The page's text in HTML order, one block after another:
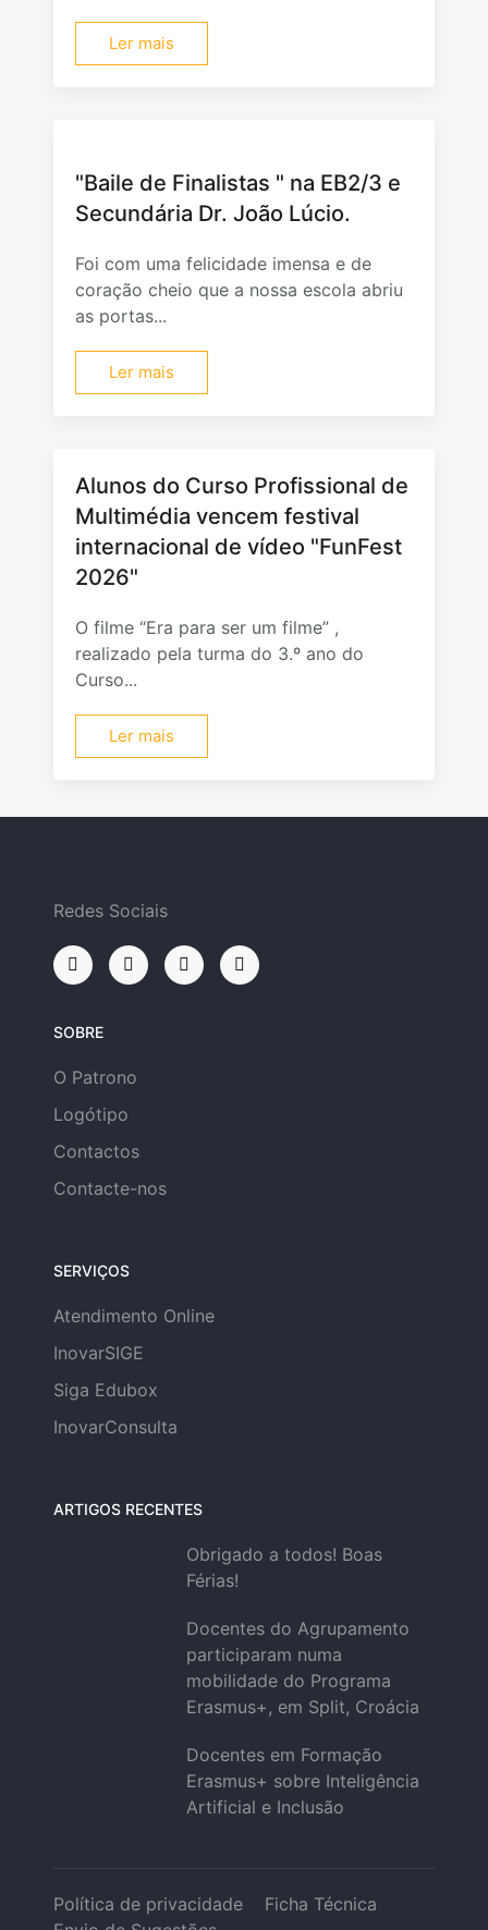
Ler mais
"Baile de Finalistas " na EB2/3 e
Secundária Dr. João Lúcio.
Foi com uma felicidade imensa e de
coração cheio que a nossa escola abriu
as portas...
Ler mais
Alunos do Curso Profissional de
Multimédia vencem festival
internacional de vídeo "FunFest
2026"
O filme “Era para ser um filme” ,
realizado pela turma do 3.º ano do
Curso...
Ler mais
Redes Sociais
SOBRE
O Patrono
Logótipo
Contactos
Contacte-nos
SERVIÇOS
Atendimento Online
InovarSIGE
Siga Edubox
InovarConsulta
ARTIGOS RECENTES
Obrigado a todos! Boas
Férias!
Docentes do Agrupamento
participaram numa
mobilidade do Programa
Erasmus+, em Split, Croácia
Docentes em Formação
Erasmus+ sobre Inteligência
Artificial e Inclusão
Política de privacidade
Ficha Técnica